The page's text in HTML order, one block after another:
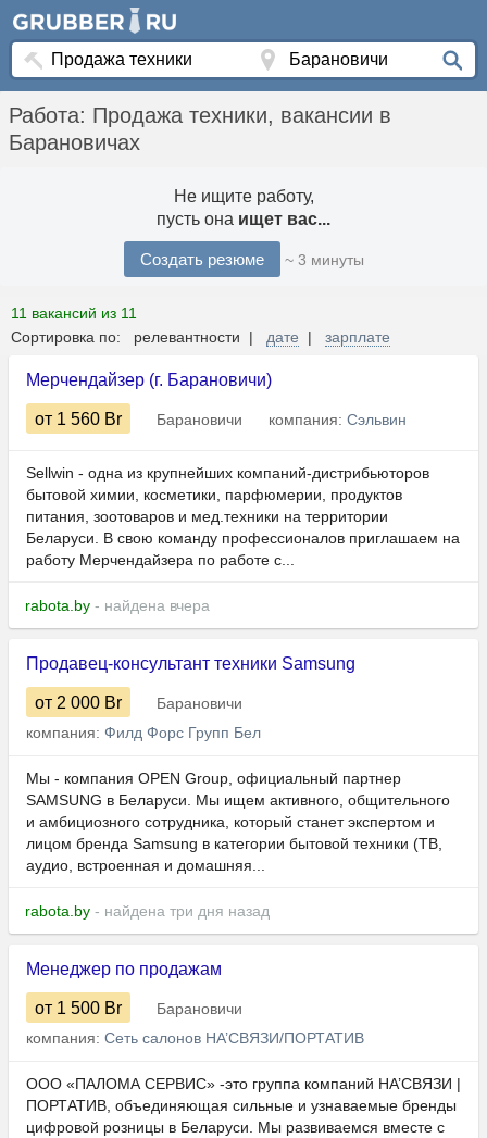
Работа: Продажа техники, вакансии в
Барановичах
Не ищите работу,
пусть она ищет вас...
Создать резюме ~ 3 минуты
11 вакансий из 11
Сортировка по: релевантности | дате | зарплате
Мерчендайзер (г. Барановичи)
от 1 560 Br Барановичи компания: Сэльвин
Sellwin - одна из крупнейших компаний-дистрибьюторов
бытовой химии, косметики, парфюмерии, продуктов
питания, зоотоваров и мед.техники на территории
Беларуси. В свою команду профессионалов приглашаем на
работу Мерчендайзера по работе с...
rabota.by - найдена вчера
Продавец-консультант техники Samsung
от 2 000 Br
Барановичи
компания: Филд Форс Групп Бел
Мы - компания OPEN Group, официальный партнер
SAMSUNG в Беларуси. Мы ищем активного, общительного
и амбициозного сотрудника, который станет экспертом и
лицом бренда Samsung в категории бытовой техники (ТВ,
аудио, встроенная и домашняя...
rabota.by - найдена три дня назад
Менеджер по продажам
от 1 500 Br
Барановичи
компания: Сеть салонов НА’СВЯЗИ/ПОРТАТИВ
ООО «ПАЛОМА СЕРВИС» -это группа компаний НА’СВЯЗИ |
ПОРТАТИВ, объединяющая сильные и узнаваемые бренды
цифровой розницы в Беларуси. Мы развиваемся вместе с